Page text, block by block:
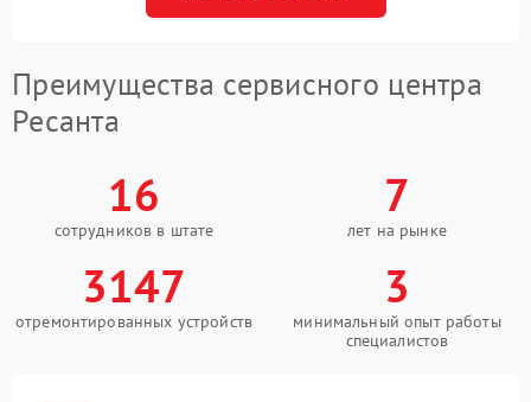
Преимущества сервисного центра
Ресанта
16
сотрудников в штате
7
лет на рынке
3147
отремонтированных устройств
3
минимальный опыт работы
специалистов